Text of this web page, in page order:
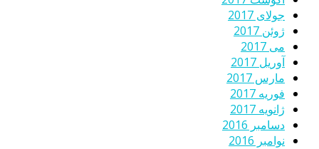
جولای 2017
ژوئن 2017
می 2017
آوریل 2017
مارس 2017
فوریه 2017
ژانویه 2017
دسامبر 2016
نوامبر 2016